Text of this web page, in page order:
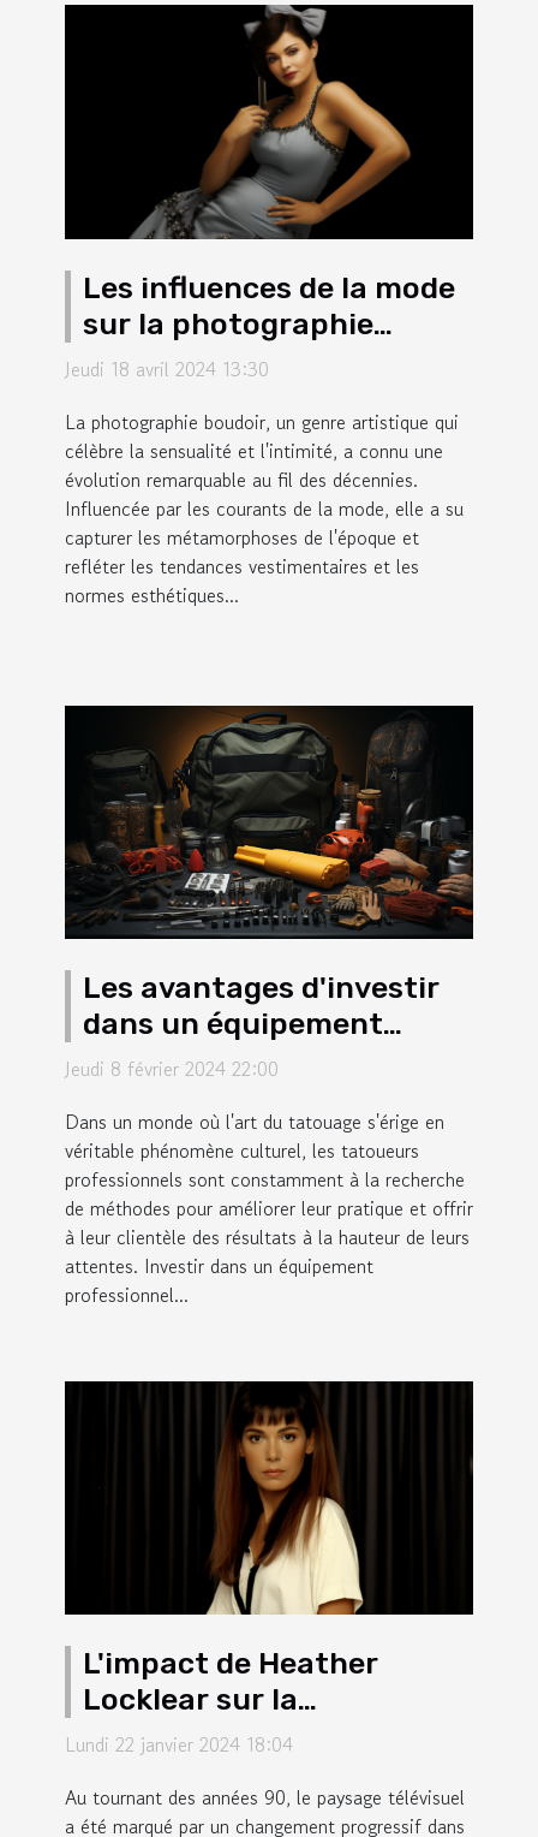
Les influences de la mode
sur la photographie
boudoir au fil des
Jeudi 18 avril 2024 13:30
La photographie boudoir, un genre artistique qui
célèbre la sensualité et l'intimité, a connu une
évolution remarquable au fil des décennies.
Influencée par les courants de la mode, elle a su
capturer les métamorphoses de l'époque et
refléter les tendances vestimentaires et les
normes esthétiques...
Les avantages d'investir
dans un équipement
professionnel pour les
Jeudi 8 février 2024 22:00
Dans un monde où l'art du tatouage s'érige en
véritable phénomène culturel, les tatoueurs
professionnels sont constamment à la recherche
de méthodes pour améliorer leur pratique et offrir
à leur clientèle des résultats à la hauteur de leurs
attentes. Investir dans un équipement
professionnel...
L'impact de Heather
Locklear sur la
représentation des
télévisées des années 90
Lundi 22 janvier 2024 18:04
Au tournant des années 90, le paysage télévisuel
a été marqué par un changement progressif dans